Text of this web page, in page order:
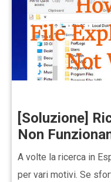
[Soluzione]
Non
A volte la ricerca in
per vari motivi. Se